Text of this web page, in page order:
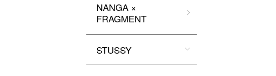
NANGA ×
FRAGMENT
STUSSY